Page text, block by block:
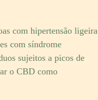
com hipertensão ligeira
com síndrome
sujeitos a picos de
o CBD como